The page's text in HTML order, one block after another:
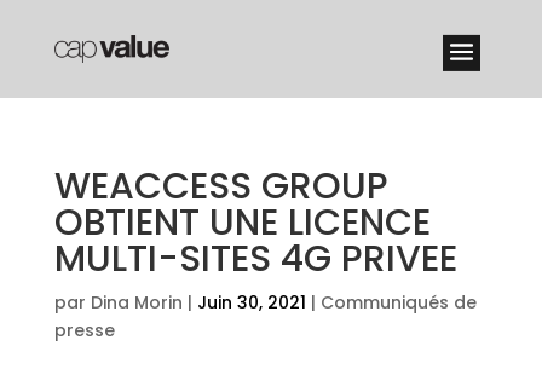
WEACCESS GROUP
OBTIENT UNE LICENCE
MULTI-SITES 4G PRIVEE
par Dina Morin | Juin 30, 2021 | Communiqués de
presse